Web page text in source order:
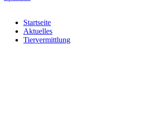
Startseite
Aktuelles
Tiervermittlung